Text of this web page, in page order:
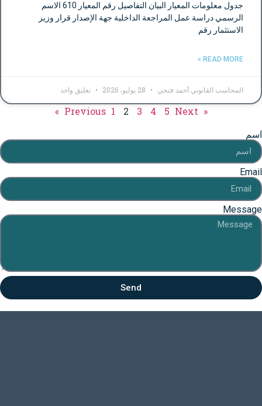
جدول معلومات المعيار البيان التفاصيل رقم المعيار 610 الاسم
الرسمي دراسة عمل المراجعة الداخلية جهة الإصدار قرار وزير
الاستثمار رقم
READ MORE »
المحاسب القانوني أحمد فتحي تعليق واحد
« Previous
1 2 3 4 5 Next »
اسم
Email
Message
Send